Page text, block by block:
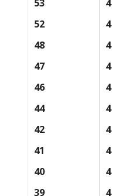
53
4
52
4
48
4
47
4
46
4
44
4
42
4
41
4
40
4
39 4